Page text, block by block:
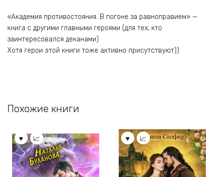
«Академия противостояния. В погоне за равноправием» —
книга с другими главными героями (для тех, кто
заинтересовался деканами)
Хотя герои этой книги тоже активно присутствуют))
Похожие книги